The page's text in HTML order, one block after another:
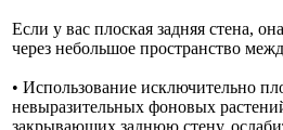
Если у вас плоская задняя стена,
через небольшое пространство
• Использование исключительно
невыразительных фоновых
закрывающих заднюю стену,